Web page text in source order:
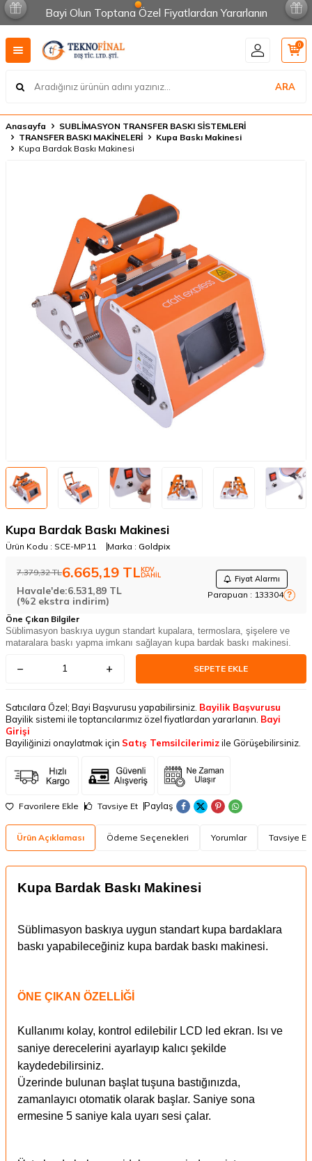
Bayi Olun Toptana Özel Fiyatlardan Yararlanın
ARA
0
Anasayfa
SUBLİMASYON TRANSFER BASKI SİSTEMLERİ
TRANSFER BASKI MAKİNELERİ
Kupa Baskı Makinesi
Kupa Bardak Baskı Makinesi
Kupa Bardak Baskı Makinesi
Ürün Kodu : SCE-MP11 Marka : Goldpix
7.379,32TL6.665,19 TLKDV
DAHİL Fiyat Alarmı
Parapuan : 133304 ?
Havale'de:6.531,89 TL
(%2 ekstra indirim)
Öne Çıkan Bilgiler
Süblimasyon baskıya uygun standart kupalara, termoslara, şişelere ve
mataralara baskı yapma imkanı sağlayan kupa bardak baskı makinesi.
SEPETE EKLE
Satıcılara Özel; Bayi Başvurusu yapabilirsiniz. Bayilik Başvurusu
Bayilik sistemi ile toptancılarımız özel fiyatlardan yararlanın. Bayi
Girişi
Bayiliğinizi onaylatmak için Satış Temsilcilerimizile Görüşebilirsiniz.
Favorilere Ekle Tavsiye Et Paylaş
Ürün Açıklaması Ödeme Seçenekleri Yorumlar Tavsiye Et
Kupa Bardak Baskı Makinesi
Süblimasyon baskıya uygun standart kupa bardaklara
baskı yapabileceğiniz kupa bardak baskı makinesi.
ÖNE ÇIKAN ÖZELLİĞİ
Kullanımı kolay, kontrol edilebilir LCD led ekran. Isı ve
saniye derecelerini ayarlayıp kalıcı şekilde
kaydedebilirsiniz.
Üzerinde bulunan başlat tuşuna bastığınızda,
zamanlayıcı otomatik olarak başlar. Saniye sona
ermesine 5 saniye kala uyarı sesi çalar.